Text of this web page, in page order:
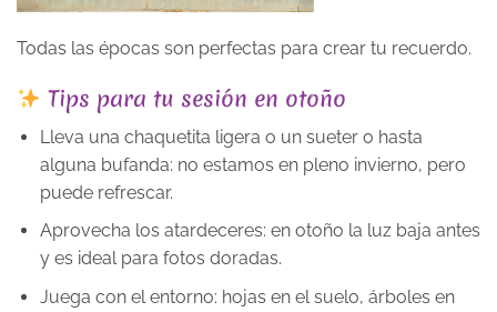
Todas las épocas son perfectas para crear tu recuerdo.
Tips para tu sesión en otoño
Lleva una chaquetita ligera o un sueter o hasta
alguna bufanda: no estamos en pleno invierno, pero
puede refrescar.
Aprovecha los atardeceres: en otoño la luz baja antes
y es ideal para fotos doradas.
Juega con el entorno: hojas en el suelo, árboles en